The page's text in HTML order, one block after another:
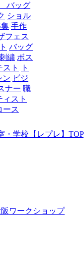
バッグ
ショル
手作
フェス
バッグ
繍 ボス
ト
ト
ン ビジ
ナー 職
スト
ース
・学校【レプレ】TOP
阪ワークショップ